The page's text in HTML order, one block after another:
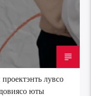
лувсо
юты